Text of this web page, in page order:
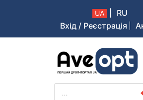
UA
RU
Вхід / Реєстрація
Aveopt – оптова дропшипінг
PRODUCTS
SEARCH